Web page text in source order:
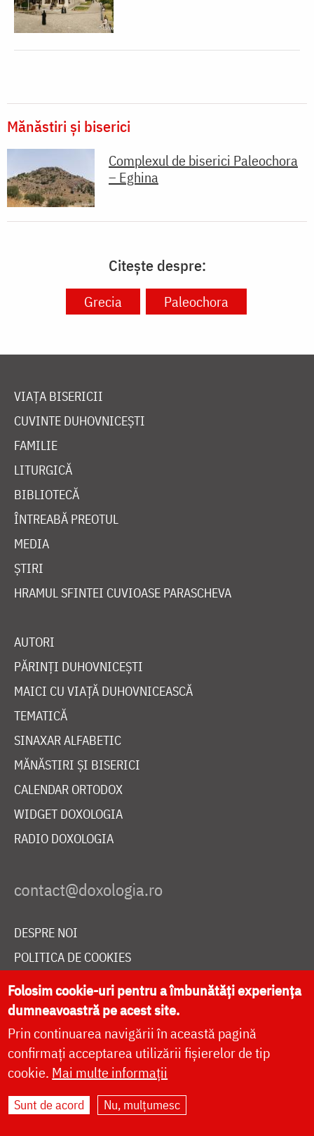
Mănăstiri și biserici
Complexul de biserici Paleochora
– Eghina
Citește despre:
Grecia Paleochora
VIAȚA BISERICII
CUVINTE DUHOVNICEȘTI
FAMILIE
LITURGICĂ
BIBLIOTECĂ
ÎNTREABĂ PREOTUL
MEDIA
ȘTIRI
HRAMUL SFINTEI CUVIOASE PARASCHEVA
AUTORI
PĂRINȚI DUHOVNICEȘTI
MAICI CU VIAȚĂ DUHOVNICEASCĂ
TEMATICĂ
SINAXAR ALFABETIC
MĂNĂSTIRI ȘI BISERICI
CALENDAR ORTODOX
WIDGET DOXOLOGIA
RADIO DOXOLOGIA
DESPRE NOI
POLITICA DE COOKIES
DONEAZĂ ONLINE PENTRU CATEDRALA NAȚIONALĂ
LIVE
Site dezvoltat deDOXOLOGIA MEDIA
Arhiepiscopia Iașilor | ©
Folosim cookie-uri pentru a îmbunătăți experiența
dumneavoastră pe acest site.
Prin continuarea navigării în această pagină
confirmați acceptarea utilizării fișierelor de tip
cookie. Mai multe informații
Sunt de acord Nu, mulțumesc